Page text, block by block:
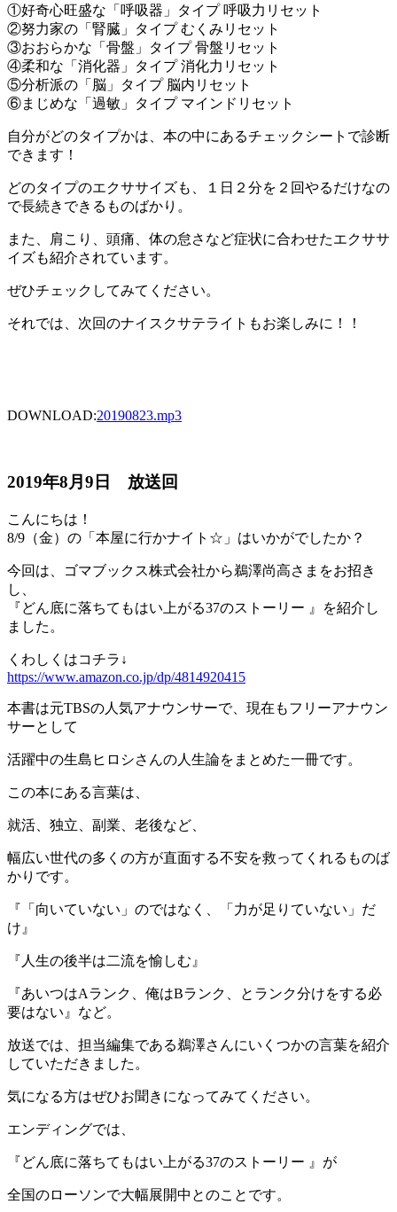
①好奇心旺盛な「呼吸器」タイプ 呼吸力リセット
②努力家の「腎臓」タイプ むくみリセット
③おおらかな「骨盤」タイプ 骨盤リセット
④柔和な「消化器」タイプ 消化力リセット
⑤分析派の「脳」タイプ 脳内リセット
⑥まじめな「過敏」タイプ マインドリセット
自分がどのタイプかは、本の中にあるチェックシートで診断
できます！
どのタイプのエクササイズも、１日２分を２回やるだけなの
で長続きできるものばかり。
また、肩こり、頭痛、体の怠さなど症状に合わせたエクササ
イズも紹介されています。
ぜひチェックしてみてください。
それでは、次回のナイスクサテライトもお楽しみに！！
DOWNLOAD:20190823.mp3
2019年8月9日 放送回
こんにちは！
8/9（金）の「本屋に行かナイト☆」はいかがでしたか？
今回は、ゴマブックス株式会社から鵜澤尚高さまをお招き
し、
『どん底に落ちてもはい上がる37のストーリー 』を紹介し
ました。
くわしくはコチラ↓
https://www.amazon.co.jp/dp/4814920415
本書は元TBSの人気アナウンサーで、現在もフリーアナウン
サーとして
活躍中の生島ヒロシさんの人生論をまとめた一冊です。
この本にある言葉は、
就活、独立、副業、老後など、
幅広い世代の多くの方が直面する不安を救ってくれるものば
かりです。
『「向いていない」のではなく、「力が足りていない」だ
け』
『人生の後半は二流を愉しむ』
『あいつはAランク、俺はBランク、とランク分けをする必
要はない』など。
放送では、担当編集である鵜澤さんにいくつかの言葉を紹介
していただきました。
気になる方はぜひお聞きになってみてください。
エンディングでは、
『どん底に落ちてもはい上がる37のストーリー 』が
全国のローソンで大幅展開中とのことです。